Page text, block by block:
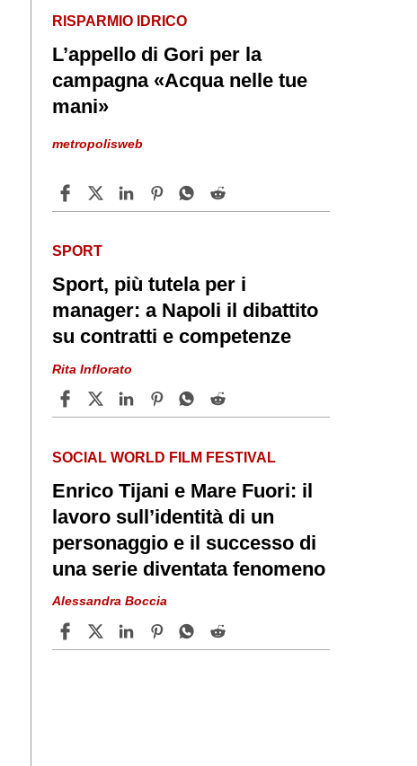
RISPARMIO IDRICO
L’appello di Gori per la
campagna «Acqua nelle tue
mani»
metropolisweb
SPORT
Sport, più tutela per i
manager: a Napoli il dibattito
su contratti e competenze
Rita Inflorato
SOCIAL WORLD FILM FESTIVAL
Enrico Tijani e Mare Fuori: il
lavoro sull’identità di un
personaggio e il successo di
una serie diventata fenomeno
Alessandra Boccia